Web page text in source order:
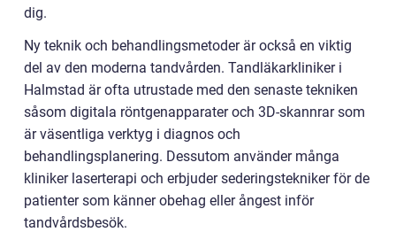
dig.
Ny teknik och behandlingsmetoder är också en viktig
del av den moderna tandvården. Tandläkarkliniker i
Halmstad är ofta utrustade med den senaste tekniken
såsom digitala röntgenapparater och 3D-skannrar som
är väsentliga verktyg i diagnos och
behandlingsplanering. Dessutom använder många
kliniker laserterapi och erbjuder sederingstekniker för de
patienter som känner obehag eller ångest inför
tandvårdsbesök.